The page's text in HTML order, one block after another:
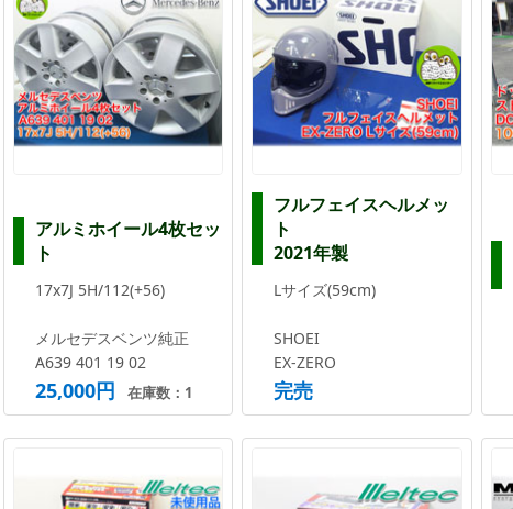
アルミホイール4枚セッ
ト
17x7J 5H/112(+56)
メルセデスベンツ純正
A639 401 19 02
25,000円 在庫数：1
フルフェイスヘルメッ
ト
2021年製
Lサイズ(59cm)
SHOEI
EX-ZERO
完売